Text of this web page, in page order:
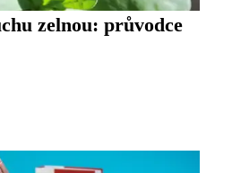
zelnou: průvodce